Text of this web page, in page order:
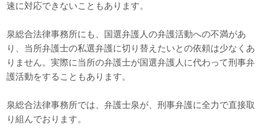
速に対応できないこともあります。
泉総合法律事務所にも、国選弁護人の弁護活動への不満があ
り、当所弁護士の私選弁護に切り替えたいとの依頼は少なくあ
りません。実際に当所の弁護士が国選弁護人に代わって刑事弁
護活動をすることもあります。
泉総合法律事務所では、弁護士泉が、刑事弁護に全力で直接取
り組んでおります。